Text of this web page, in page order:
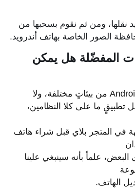
نقلها، ومن ثم نقوم بسحبها من
الصور الخاصة بهاتف أندرويد.
المفضّلة هل يمكن
تطبيقٍ ما على كلا النظامين،
في المتجر بلاي قبل شراء هاتف
البعض، علماً بأنه سينبغي علينا
الهاتف.